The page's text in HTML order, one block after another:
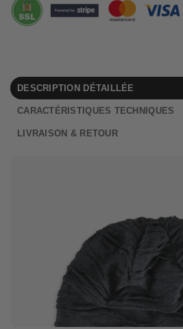
DESCRIPTION DÉTAILLÉE
CARACTÉRISTIQUES TECHNIQUES
LIVRAISON & RETOUR